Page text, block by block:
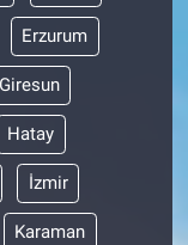
Erzurum
Giresun
Hatay
İzmir
Karaman